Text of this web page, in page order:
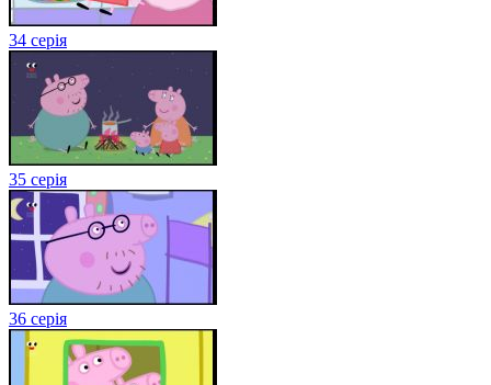
34 серія
35 серія
36 серія